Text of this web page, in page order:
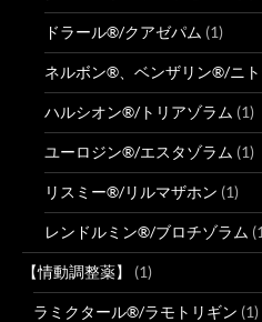
ドラール®/クアゼパム (1)
ネルボン®、ベンザリン®/ニ
ハルシオン®/トリアゾラム (1)
ユーロジン®/エスタゾラム (1)
リスミー®/リルマザホン (1)
レンドルミン®/ブロチゾラム
【情動調整薬】 (1)
ラミクタール®/ラモトリギン (1)